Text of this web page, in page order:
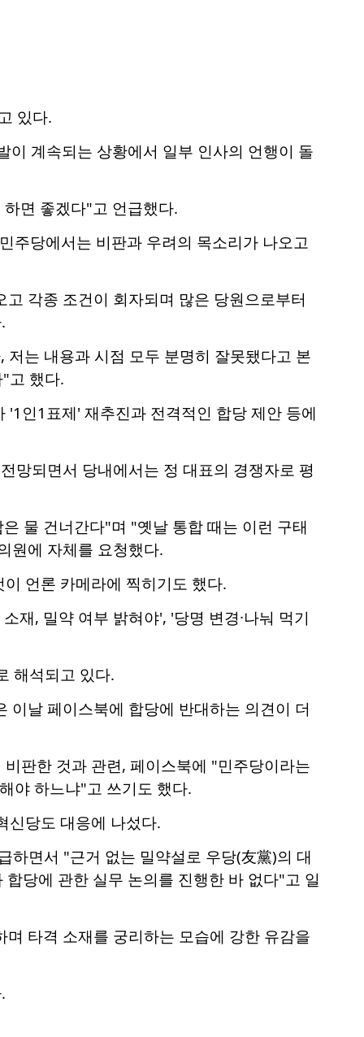
있다.
계속되는 상황에서 일부 인사의 언행이 돌
면 좋겠다"고 언급했다.
주당에서는 비판과 우려의 목소리가 나오고
각종 조건이 회자되며 많은 당원으로부터
는 내용과 시점 모두 분명히 잘못됐다고 본
고 했다.
인1표제' 재추진과 전격적인 합당 제안 등에
망되면서 당내에서는 정 대표의 경쟁자로 평
물 건너간다"며 "옛날 통합 때는 이런 구태
원에 자체를 요청했다.
언론 카메라에 찍히기도 했다.
재, 밀약 여부 밝혀야', '당명 변경·나눠 먹기
해석되고 있다.
날 페이스북에 합당에 반대하는 의견이 더
판한 것과 관련, 페이스북에 "민주당이라는
야 하느냐"고 쓰기도 했다.
신당도 대응에 나섰다.
하면서 "근거 없는 밀약설로 우당(友黨)의 대
당에 관한 실무 논의를 진행한 바 없다"고 일
타격 소재를 궁리하는 모습에 강한 유감을